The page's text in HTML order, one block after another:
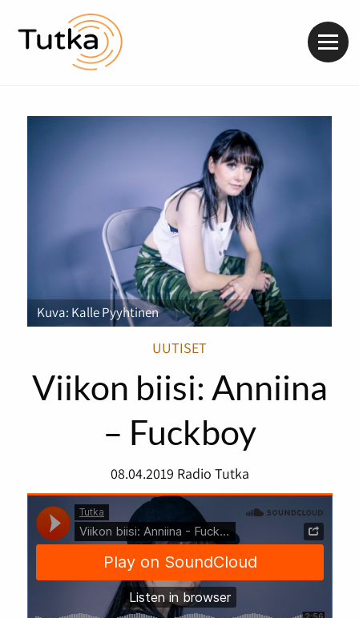
Kuva: Kalle Pyyhtinen
UUTISET
Viikon biisi: Anniina
– Fuckboy
08.04.2019 Radio Tutka